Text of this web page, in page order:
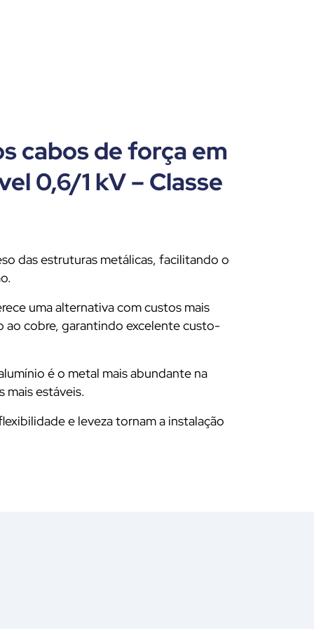
cabos de força em
0,6/1 kV – Classe
das estruturas metálicas, facilitando o
uma alternativa com custos mais
ao cobre, garantindo excelente custo-
é o metal mais abundante na
mais estáveis.
e leveza tornam a instalação